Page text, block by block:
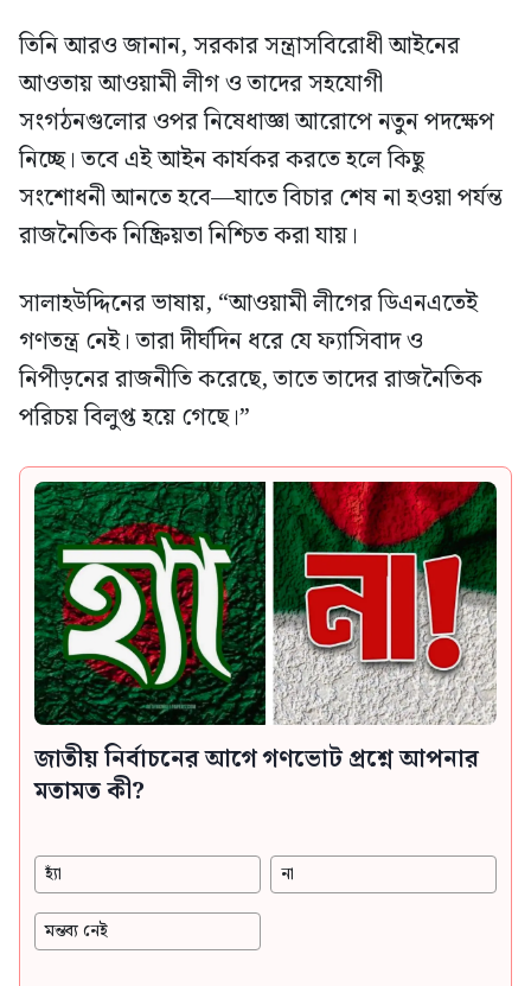
তিনি আরও জানান, সরকার সন্ত্রাসবিরোধী আইনের
আওতায় আওয়ামী লীগ ও তাদের সহযোগী
সংগঠনগুলোর ওপর নিষেধাজ্ঞা আরোপে নতুন পদক্ষেপ
নিচ্ছে। তবে এই আইন কার্যকর করতে হলে কিছু
সংশোধনী আনতে হবে—যাতে বিচার শেষ না হওয়া পর্যন্ত
রাজনৈতিক নিষ্ক্রিয়তা নিশ্চিত করা যায়।
সালাহউদ্দিনের ভাষায়, “আওয়ামী লীগের ডিএনএতেই
গণতন্ত্র নেই। তারা দীর্ঘদিন ধরে যে ফ্যাসিবাদ ও
নিপীড়নের রাজনীতি করেছে, তাতে তাদের রাজনৈতিক
পরিচয় বিলুপ্ত হয়ে গেছে।”
জাতীয় নির্বাচনের আগে গণভোট প্রশ্নে আপনার
মতামত কী?
হ্যাঁ না
মন্তব্য নেই